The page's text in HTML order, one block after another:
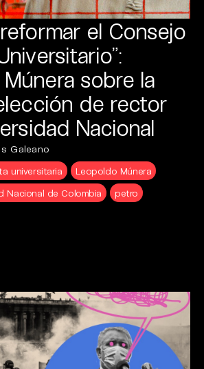
el Consejo
sobre la
de rector
Nacional
Galeano
universitaria
Leopoldo Múnera
Nacional de Colombia petro